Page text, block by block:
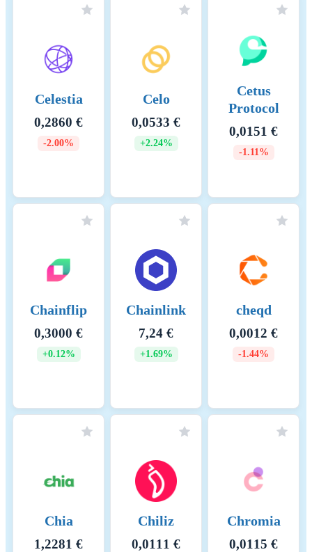
Celestia
0,2860 €
-2.00%
Celo
0,0533 €
+2.24%
Cetus
Protocol
0,0151 €
-1.11%
Chainflip
0,3000 €
+0.12%
Chainlink
7,24 €
+1.69%
cheqd
0,0012 €
-1.44%
Chia
1,2281 €
Chiliz
0,0111 €
Chromia
0,0115 €